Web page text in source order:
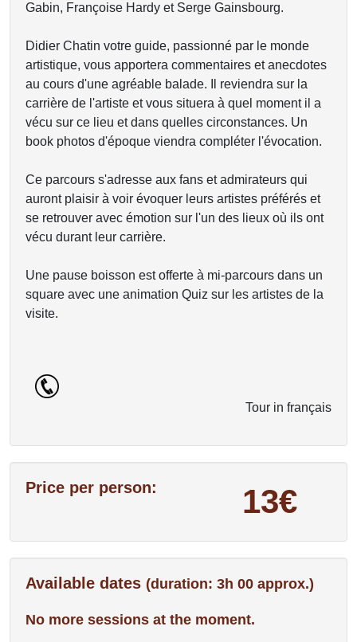
Gabin, Françoise Hardy et Serge Gainsbourg.
Didier Chatin votre guide, passionné par le monde
artistique, vous apportera commentaires et anecdotes
au cours d'une agréable balade. Il reviendra sur la
carrière de l'artiste et vous situera à quel moment il a
vécu sur ce lieu et dans quelles circonstances. Un
book photos d'époque viendra compléter l'évocation.
Ce parcours s'adresse aux fans et admirateurs qui
auront plaisir à voir évoquer leurs artistes préférés et
se retrouver avec émotion sur l'un des lieux où ils ont
vécu durant leur carrière.
Une pause boisson est offerte à mi-parcours dans un
square avec une animation Quiz sur les artistes de la
visite.
Tour in français
Price per person: 13€
Available dates (duration: 3h 00 approx.)
No more sessions at the moment.